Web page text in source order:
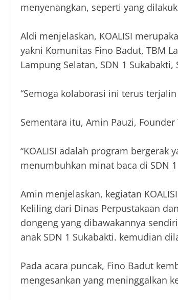
menyenangkan, seperti yang
Aldi menjelaskan, KOALISI
yakni Komunitas Fino Badut, TBM
Lampung Selatan, SDN 1
“Semoga kolaborasi ini terus
Sementara itu, Amin Pauzi,
“KOALISI adalah program bergerak
menumbuhkan minat baca di SDN
Amin menjelaskan, kegiatan
Keliling dari Dinas Perpustakaan
dongeng yang dibawakannya
anak SDN 1 Sukabakti. kemudian
Pada acara puncak, Fino Badut
mengesankan yang meninggalkan